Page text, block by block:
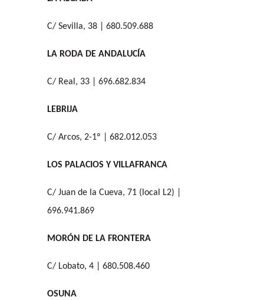
C/ Sevilla, 38 | 680.509.688
LA RODA DE ANDALUCÍA
C/ Real, 33 | 696.682.834
LEBRIJA
C/ Arcos, 2-1º | 682.012.053
LOS PALACIOS Y VILLAFRANCA
C/ Juan de la Cueva, 71 (local L2) |
696.941.869
MORÓN DE LA FRONTERA
C/ Lobato, 4 | 680.508.460
OSUNA